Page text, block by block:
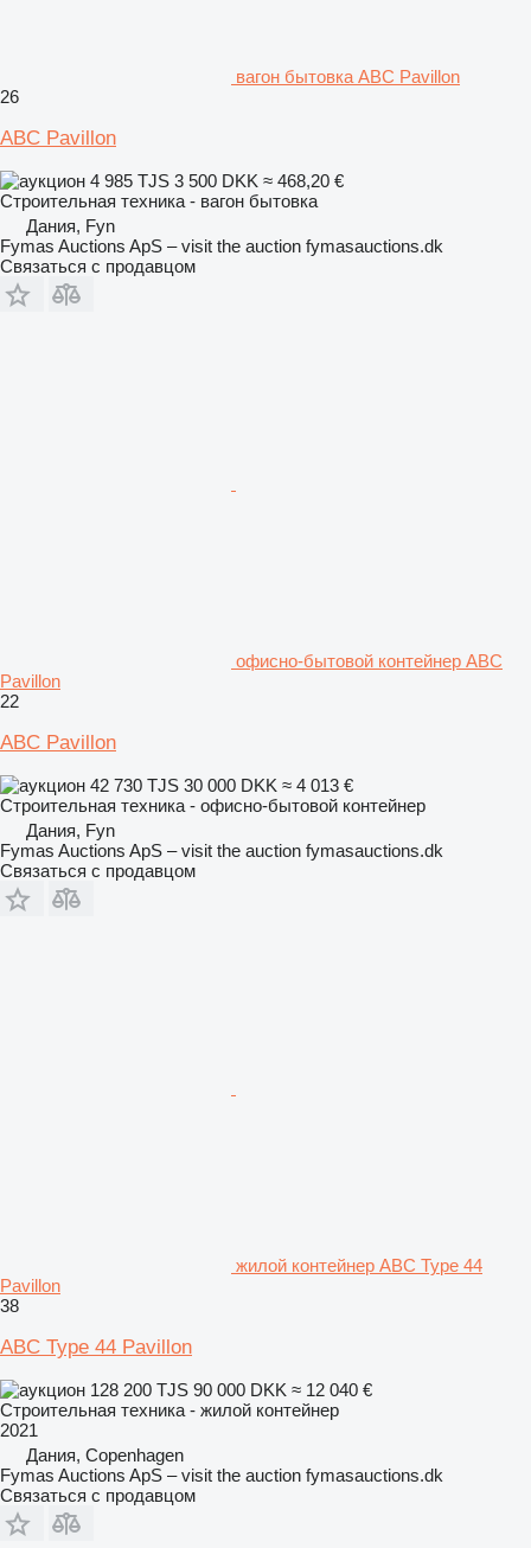
вагон бытовка ABC Pavillon
26
ABC Pavillon
4 985 TJS 3 500 DKK ≈ 468,20 €
Строительная техника - вагон бытовка
Дания, Fyn
Fymas Auctions ApS – visit the auction fymasauctions.dk
Связаться с продавцом
офисно-бытовой контейнер ABC
Pavillon
22
ABC Pavillon
42 730 TJS 30 000 DKK ≈ 4 013 €
Строительная техника - офисно-бытовой контейнер
Дания, Fyn
Fymas Auctions ApS – visit the auction fymasauctions.dk
Связаться с продавцом
жилой контейнер ABC Type 44
Pavillon
38
ABC Type 44 Pavillon
128 200 TJS 90 000 DKK ≈ 12 040 €
Строительная техника - жилой контейнер
2021
Дания, Copenhagen
Fymas Auctions ApS – visit the auction fymasauctions.dk
Связаться с продавцом